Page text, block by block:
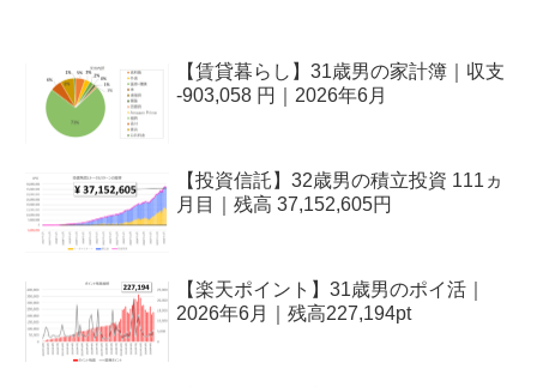
【賃貸暮らし】31歳男の家計簿｜収支
-903,058 円｜2026年6月
【投資信託】32歳男の積立投資 111ヵ
月目｜残高 37,152,605円
【楽天ポイント】31歳男のポイ活｜
2026年6月｜残高227,194pt